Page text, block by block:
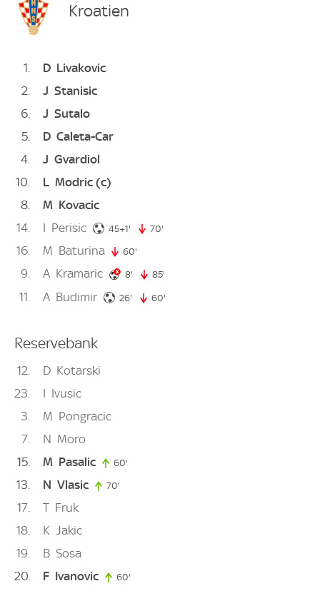
Kroatien
1 D Livakovic
2
J Stanisic
6
J Sutalo
5
D Caleta-Car
4
J Gvardiol
10
L Modric (c)
8
M Kovacic
14
I Perisic 45+1' 46. minute
70'
16 M Baturina 60'
9 A Kramaric 8' 8. minute
85'
11 A Budimir 26' 26. minute
60'
Reservebank
12 D Kotarski
23
I Ivusic
3
M Pongracic
7
N Moro
15
M Pasalic 60'
13 N Vlasic 70'
17 T Fruk
18
K Jakic
19
B Sosa
20
F Ivanovic 60'